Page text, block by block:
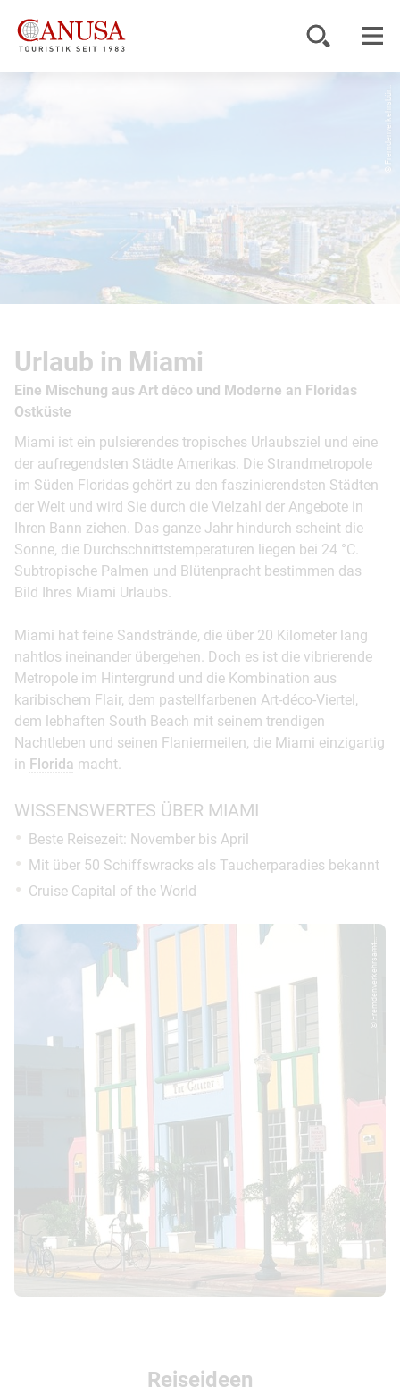
Reisearten © Fremdenverkehrsbür...
Urlaub in Miami
Eine Mischung aus Art déco und Moderne an Floridas
Ostküste
Miami ist ein pulsierendes tropisches Urlaubsziel und eine
der aufregendsten Städte Amerikas. Die Strandmetropole
im Süden Floridas gehört zu den faszinierendsten Städten
der Welt und wird Sie durch die Vielzahl der Angebote in
Ihren Bann ziehen. Das ganze Jahr hindurch scheint die
Sonne, die Durchschnittstemperaturen liegen bei 24 °C.
Subtropische Palmen und Blütenpracht bestimmen das
Bild Ihres Miami Urlaubs.
Miami hat feine Sandstrände, die über 20 Kilometer lang
nahtlos ineinander übergehen. Doch es ist die vibrierende
Metropole im Hintergrund und die Kombination aus
karibischem Flair, dem pastellfarbenen Art-déco-Viertel,
dem lebhaften South Beach mit seinem trendigen
Nachtleben und seinen Flaniermeilen, die Miami einzigartig
in Florida macht.
WISSENSWERTES ÜBER MIAMI
Beste Reisezeit: November bis April
Mit über 50 Schiffswracks als Taucherparadies bekannt
Cruise Capital of the World
© Fremdenverkehrsamt...
Reiseideen